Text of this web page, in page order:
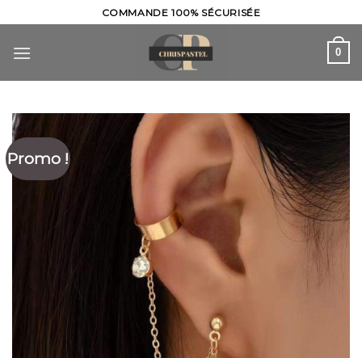
to
content
COMMANDE 100% SÉCURISÉE
0
Promo !